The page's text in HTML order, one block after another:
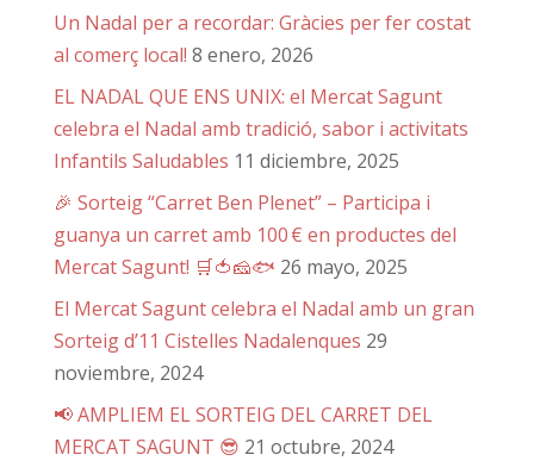
Un Nadal per a recordar: Gràcies per fer costat
al comerç local! 8 enero, 2026
EL NADAL QUE ENS UNIX: el Mercat Sagunt
celebra el Nadal amb tradició, sabor i activitats
Infantils Saludables 11 diciembre, 2025
🎉 Sorteig “Carret Ben Plenet” – Participa i
guanya un carret amb 100 € en productes del
Mercat Sagunt! 🛒🍅🧀🐟 26 mayo, 2025
El Mercat Sagunt celebra el Nadal amb un gran
Sorteig d’11 Cistelles Nadalenques 29
noviembre, 2024
📢 AMPLIEM EL SORTEIG DEL CARRET DEL
MERCAT SAGUNT 😎 21 octubre, 2024